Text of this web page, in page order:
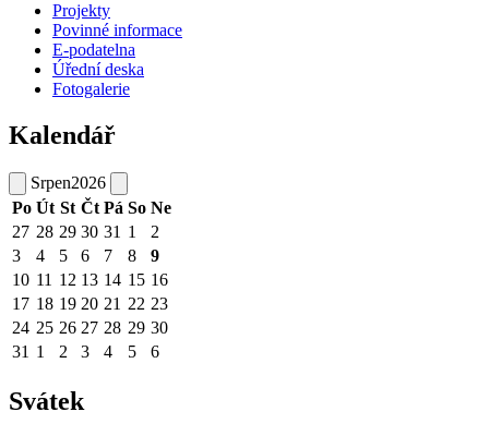
Projekty
Povinné informace
E-podatelna
Úřední deska
Fotogalerie
Kalendář
Srpen2026
Po Út St Čt Pá So Ne
27 28 29 30 31 1
2
3
4 5 6 7 8
9
10 11 12 13 14 15 16
17 18 19 20 21 22 23
24 25 26 27 28 29 30
31 1 2 3 4 5 6
Svátek